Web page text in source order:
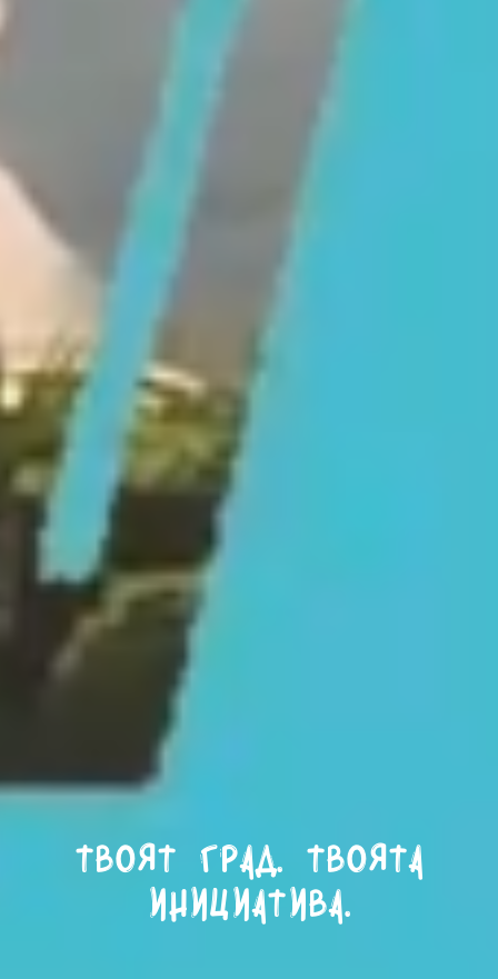
Твоят град. Твоята
инициатива.